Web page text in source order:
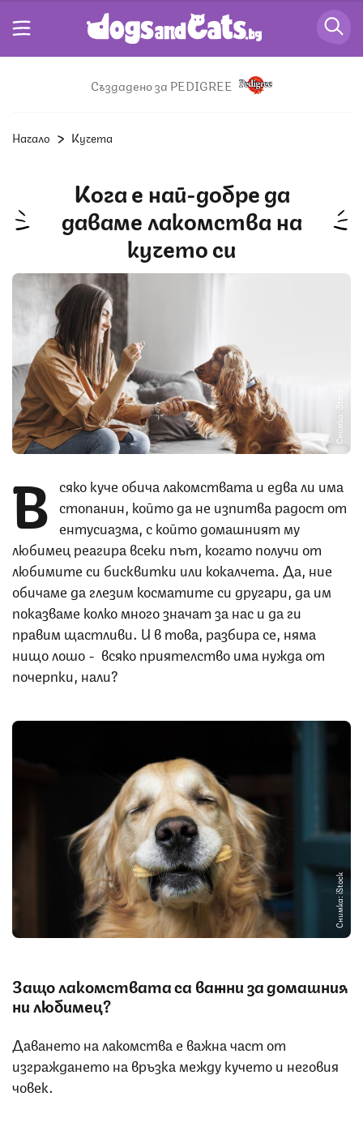
Създадено за PEDIGREE
Начало Кучета
Кога е най-добре да
даваме лакомства на
кучето си
Снимка: iStock
В сяко куче обича лакомствата и едва ли има
стопанин, който да не изпитва радост от
ентусиазма, с който домашният му
любимец реагира всеки път, когато получи от
любимите си бисквитки или кокалчета. Да, ние
обичаме да глезим косматите си другари, да им
показваме колко много значат за нас и да ги
правим щастливи. И в това, разбира се, няма
нищо лошо - всяко приятелство има нужда от
почерпки, нали?
Снимка: iStock
Защо лакомствата са важни за домашния
ни любимец?
Даването на лакомства е важна част от
изграждането на връзка между кучето и неговия
човек.